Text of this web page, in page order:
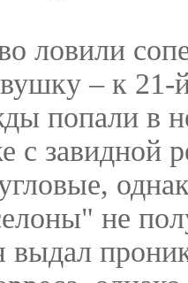
ловили
– к 21-
попали в
с завидной
не
выдал